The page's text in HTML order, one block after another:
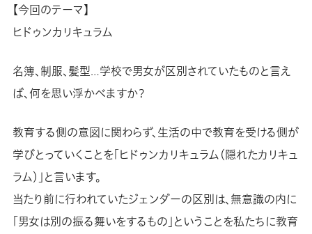
【今回のテーマ】
ヒドゥンカリキュラム
名簿、制服、髪型…学校で男女が区別されていたものと言え
ば、何を思い浮かべますか？
教育する側の意図に関わらず、生活の中で教育を受ける側が
学びとっていくことを「ヒドゥンカリキュラム（隠れたカリキュ
ラム）」と言います。
当たり前に行われていたジェンダーの区別は、無意識の内に
「男女は別の振る舞いをするもの」ということを私たちに教育